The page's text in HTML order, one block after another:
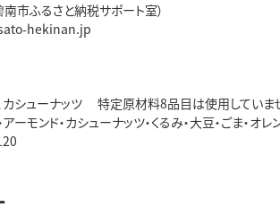
市ふるさと納税サポート室）
hekinan.jp
カシューナッツ 特定原材料8品目は使用していま
アーモンド・カシューナッツ・くるみ・大豆・ごま・